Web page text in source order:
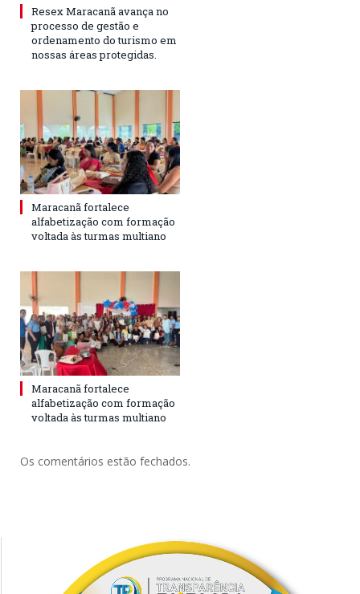
Resex Maracanã avança no
processo de gestão e
ordenamento do turismo em
nossas áreas protegidas.
Maracanã fortalece
alfabetização com formação
voltada às turmas multiano
Maracanã fortalece
alfabetização com formação
voltada às turmas multiano
Os comentários estão fechados.